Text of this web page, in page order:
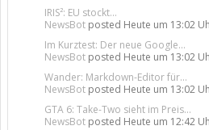
IRIS²: EU stockt...
NewsBot posted Heute um 13:02
Im Kurztest: Der neue Google...
NewsBot posted Heute um 13:02
Wander: Markdown-Editor für...
NewsBot posted Heute um 13:02
GTA 6: Take-Two sieht im Preis...
NewsBot posted Heute um 12:42